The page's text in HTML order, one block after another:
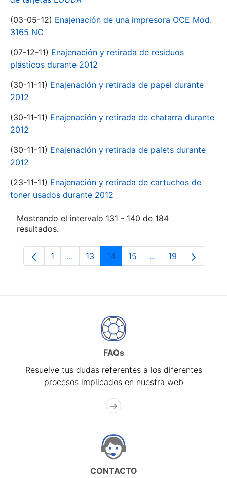
(03-05-12) Enajenación de una impresora OCE Mod.
3165 NC
(07-12-11) Enajenación y retirada de residuos
plásticos durante 2012
(30-11-11) Enajenación y retirada de papel durante
2012
(30-11-11) Enajenación y retirada de chatarra durante
2012
(30-11-11) Enajenación y retirada de palets durante
2012
(23-11-11) Enajenación y retirada de cartuchos de
toner usados durante 2012
Mostrando el intervalo 131 - 140 de 184
resultados.
Página
1 ...Páginas intermedias Use TAB para
Página
13 Página
14 Página
15 ...PáginasPágina
19
FAQs
Resuelve tus dudas referentes a los diferentes
procesos implicados en nuestra web
CONTACTO